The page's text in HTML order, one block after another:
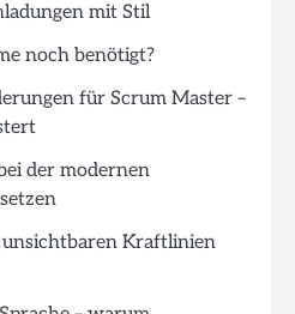
mit Stil
noch benötigt?
für Scrum Master –
der modernen
unsichtbaren Kraftlinien